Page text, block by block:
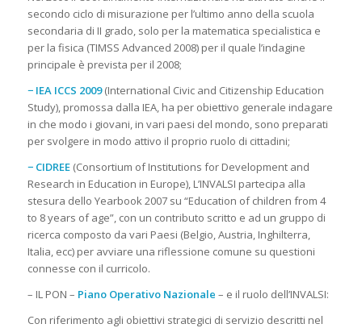
secondo ciclo di misurazione per l’ultimo anno della scuola
secondaria di II grado, solo per la matematica specialistica e
per la fisica (TIMSS Advanced 2008) per il quale l’indagine
principale è prevista per il 2008;
− IEA ICCS 2009(International Civic and Citizenship Education
Study), promossa dalla IEA, ha per obiettivo generale indagare
in che modo i giovani, in vari paesi del mondo, sono preparati
per svolgere in modo attivo il proprio ruolo di cittadini;
− CIDREE (Consortium of Institutions for Development and
Research in Education in Europe), L’INVALSI partecipa alla
stesura dello Yearbook 2007 su “Education of children from 4
to 8 years of age”, con un contributo scritto e ad un gruppo di
ricerca composto da vari Paesi (Belgio, Austria, Inghilterra,
Italia, ecc) per avviare una riflessione comune su questioni
connesse con il curricolo.
– IL PON – Piano Operativo Nazionale – e il ruolo dell’INVALSI:
Con riferimento agli obiettivi strategici di servizio descritti nel